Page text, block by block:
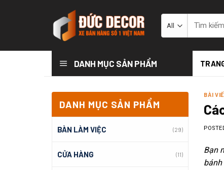
kiếm:
DANH MỤC SẢN PHẨM
DANH MỤC SẢN PHẨM
BÀN LÀM VIỆC (29)
CỬA HÀNG (11)
BÀI
Bạn